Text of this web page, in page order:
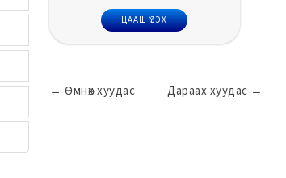
ЦААШ ҮЗЭХ
← Өмнөххуудас Дарааххуудас →